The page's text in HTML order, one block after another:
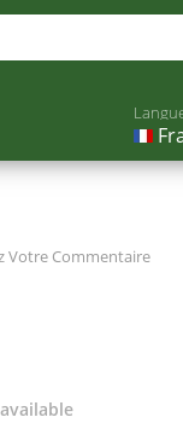
Votre Commentaire